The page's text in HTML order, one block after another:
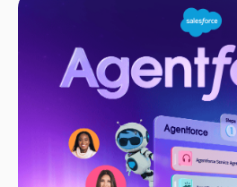
밝힌 바 있는데요. 인공지능(AI) 부문의 성장과
CEO 역시 그 이유를 AI로 꼽았는데요. "AI를
업그레이드 됐다"고 밝혔습니다.👉미 기술기
감원세일즈포스는 자사의 플래그십 AI 상품
집중하고 있습니다. 인력 감원을 단행하고 있
추가로 채용하고 있는 상황인데요. 이에 대해
커크 마터네 애널리스트는 “이번 감원 조치
집중도를 보여준다"며 "추가 AI 영업 인력 채
상쇄할 수 있을 것”이라고 분석했습니다.이
있는 트렌드인데요. 지난 2023년 초 대규모